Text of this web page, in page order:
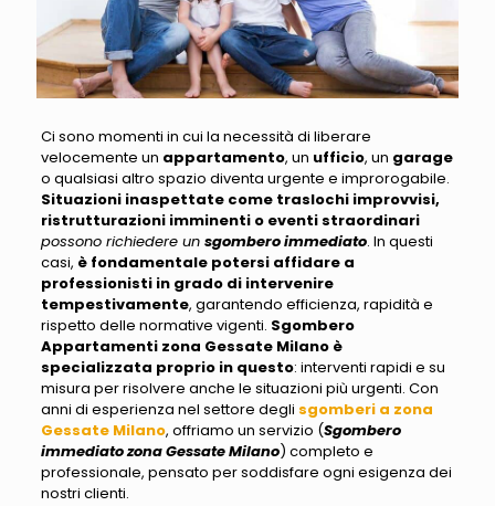
Ci sono momenti in cui la necessità di liberare
velocemente un appartamento, un ufficio, un garage
o qualsiasi altro spazio diventa urgente e improrogabile.
Situazioni inaspettate come traslochi improvvisi,
ristrutturazioni imminenti o eventi straordinari
possono richiedere un sgombero immediato. In questi
casi, è fondamentale potersi affidare a
professionisti in grado di intervenire
tempestivamente, garantendo efficienza, rapidità e
rispetto delle normative vigenti. Sgombero
Appartamenti zona Gessate Milano è
specializzata proprio in questo: interventi rapidi e su
misura per risolvere anche le situazioni più urgenti. Con
anni di esperienza nel settore degli sgomberi a zona
Gessate Milano, offriamo un servizio (Sgombero
immediato zona Gessate Milano) completo e
professionale, pensato per soddisfare ogni esigenza dei
nostri clienti.